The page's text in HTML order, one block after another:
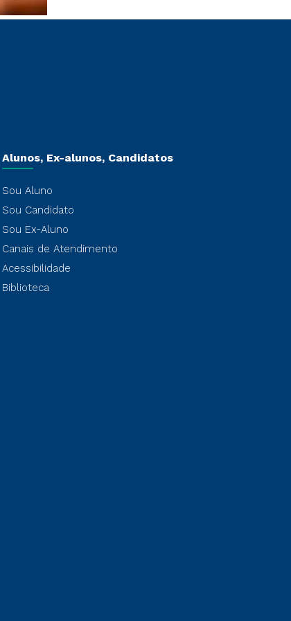
Alunos, Ex-alunos, Candidatos
Sou Aluno
Sou Candidato
Sou Ex-Aluno
Canais de Atendimento
Acessibilidade
Biblioteca